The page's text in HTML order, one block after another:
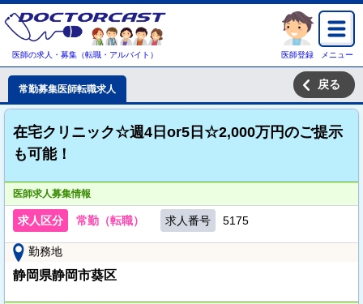
医師の求人・募集（転職・アルバイト） 医師登録 メニュー
常勤募集医師転職求人 戻る
在宅クリニック☆週4日or5日☆2,000万円のご提示
も可能！
医師求人募集情報
求人区分 常勤（転職） 求人番号 5175
勤務地
静岡県静岡市葵区